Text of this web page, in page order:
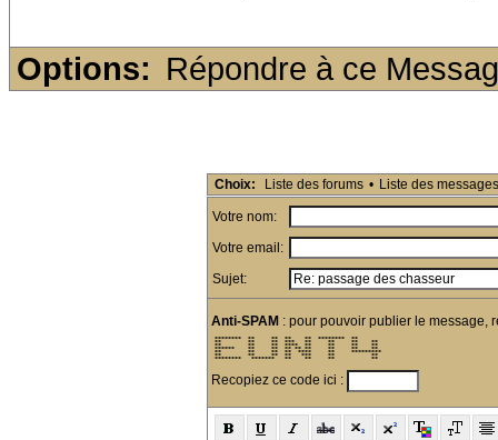
Options: Répondre à ce
Choix: Liste des forums • Liste des messages
Votre nom:
Votre email:
Sujet:
Anti-SPAM : pour pouvoir publier le message,
********  **     **  **    **  ********  **
**        **     **  ***   **     **     **    **
**        **     **  ****  **     **     **    **
******    **     **  ** ** **     **     **    **
**        **     **  **  ****     **     *********
**        **     **  **   ***     **           **
********   *******   **    **     **           **
Recopiez ce code ici :